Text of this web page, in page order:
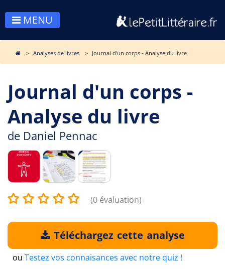
MENU
Analyses de livres Journal d'un corps - Analyse du livre
Journal d'un corps -
Analyse du livre
de Daniel Pennac
(0 évaluation)
Téléchargez cette analyse
ou Testez vos connaisances avec notre quiz !